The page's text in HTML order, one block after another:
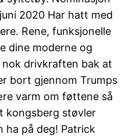
2020 Har hatt med
Rene, funksjonelle
dine moderne og
drivkraften bak at
bort gjennom Trumps
varm om føttene så
kongsberg støvler
ha på deg! Patrick